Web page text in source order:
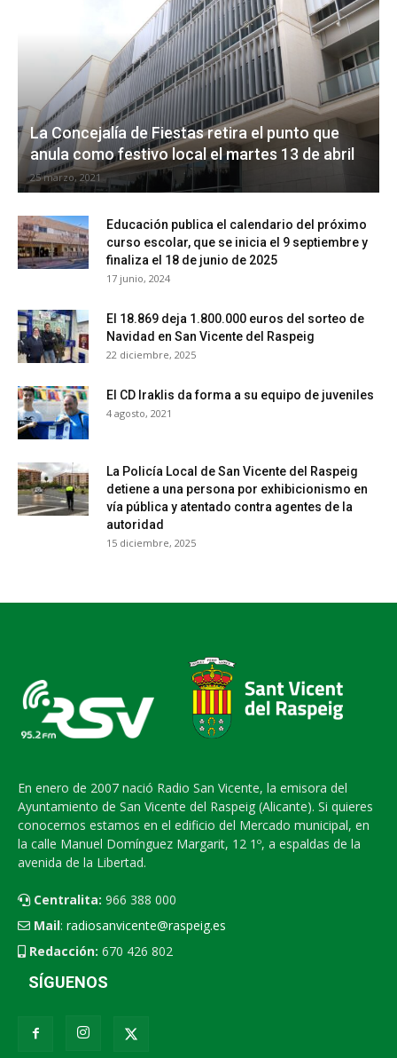
La Concejalía de Fiestas retira el punto que
anula como festivo local el martes 13 de abril
25 marzo, 2021
Educación publica el calendario del próximo
curso escolar, que se inicia el 9 septiembre y
finaliza el 18 de junio de 2025
17 junio, 2024
El 18.869 deja 1.800.000 euros del sorteo de
Navidad en San Vicente del Raspeig
22 diciembre, 2025
El CD Iraklis da forma a su equipo de juveniles
4 agosto, 2021
La Policía Local de San Vicente del Raspeig
detiene a una persona por exhibicionismo en
vía pública y atentado contra agentes de la
autoridad
15 diciembre, 2025
En enero de 2007 nació Radio San Vicente, la emisora del
Ayuntamiento de San Vicente del Raspeig (Alicante). Si quieres
conocernos estamos en el edificio del Mercado municipal, en
la calle Manuel Domínguez Margarit, 12 1º, a espaldas de la
avenida de la Libertad.
Centralita: 966 388 000
Mail: radiosanvicente@raspeig.es
Redacción: 670 426 802
SÍGUENOS